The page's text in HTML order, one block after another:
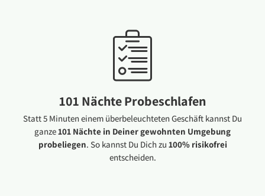
101 Nächte Probeschlafen
Statt 5 Minuten einem überbeleuchteten Geschäft kannst Du
ganze101 Nächte in Deiner gewohnten Umgebung
probeliegen. So kannst Du Dich zu 100% risikofrei
entscheiden.